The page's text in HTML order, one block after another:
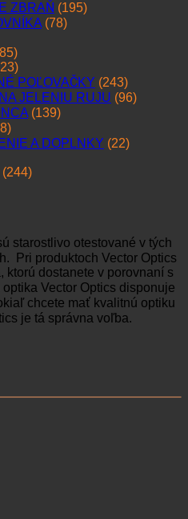
ZBRAŇ (195)
(78)
POĽOVAČKY (243)
JELENIU RUJU (96)
(139)
A DOPLNKY (22)
(244)
starostlivo otestované v tých
Pri produktoch Vector Optics
ktorú dostanete v porovnaní s
Vector Optics disponuje
chcete mať kvalitnú optiku
je tá správna voľba.